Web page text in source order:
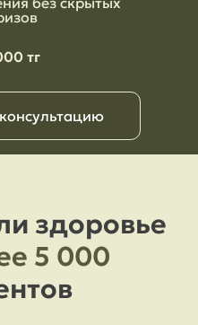
тг
здоровье
5 000